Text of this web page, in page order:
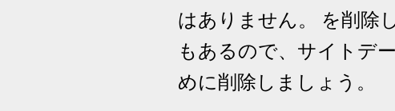
はありません。 を削除
もあるので、サイトデ
めに削除しましょう。